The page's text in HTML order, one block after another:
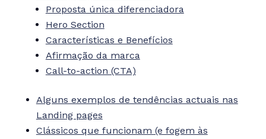
Proposta única diferenciadora
Hero Section
Características e Benefícios
Afirmação da marca
Call-to-action (CTA)
Alguns exemplos de tendências actuais nas
Landing pages
Clássicos que funcionam (e fogem às